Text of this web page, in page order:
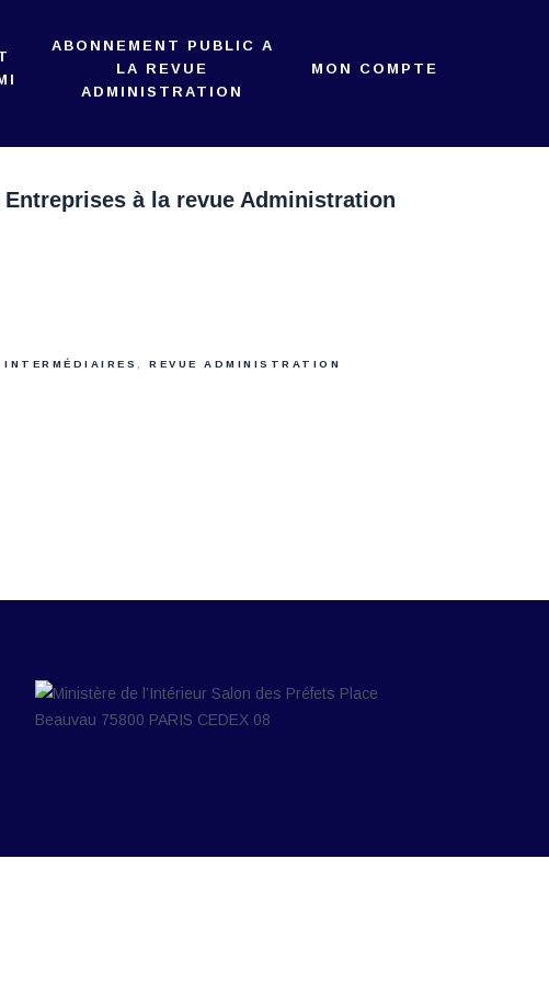
ABONNEMENT PUBLIC A
LA REVUE
ADMINISTRATION
MON COMPTE
à la revue Administration
INTERMÉDIAIRES ,REVUE ADMINISTRATION